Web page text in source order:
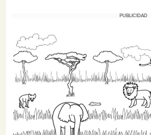
PUBLICIDAD